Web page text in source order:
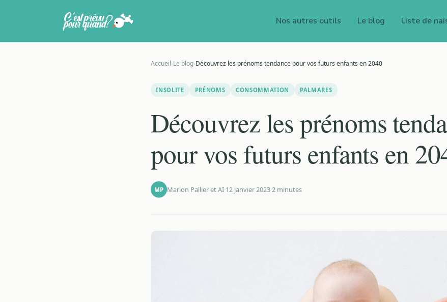
Nos autres outils Le blog Liste de
Accueil›Le blog›Découvrez les prénoms tendance pour vos futurs enfants en 2040
INSOLITE PRÉNOMS CONSOMMATION PALMARES
Découvrez les prénoms
pour vos futurs enfants en
MP Marion Pallier et AI·12 janvier 2023·2 minutes